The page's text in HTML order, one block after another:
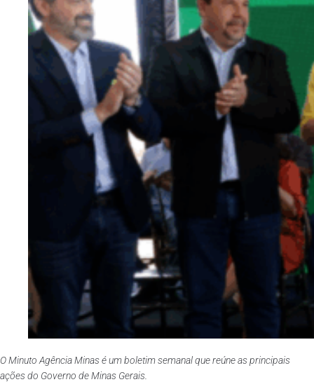
O Minuto Agência Minas é um boletim semanal que reúne as principais
ações do Governo de Minas Gerais.